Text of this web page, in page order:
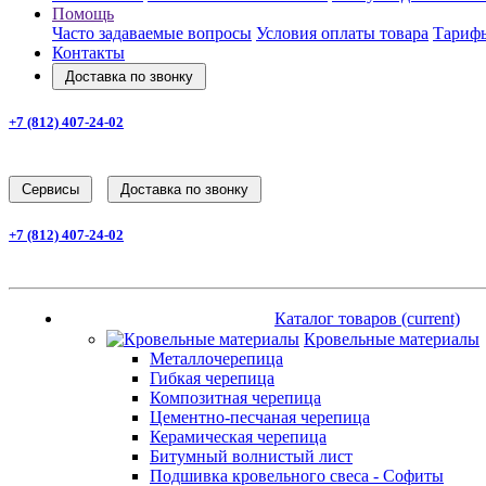
Помощь
Часто задаваемые вопросы Условия оплаты товара
Контакты
Доставка по звонку
+7 (812) 407-24-02
Cервисы Доставка по звонку
+7 (812) 407-24-02
Каталог товаров (current)
Кровельные материалы
Металлочерепица
Гибкая черепица
Композитная черепица
Цементно-песчаная черепица
Керамическая черепица
Битумный волнистый лист
Подшивка кровельного свеса - Софиты